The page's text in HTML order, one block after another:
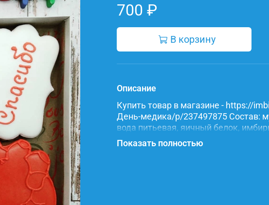
700 ₽
В корзину
Описание
Купить товар в магазине - https://
День-медика/p/237497875 Состав:
вода питьевая, яичный белок,
красители.
Показать полностью